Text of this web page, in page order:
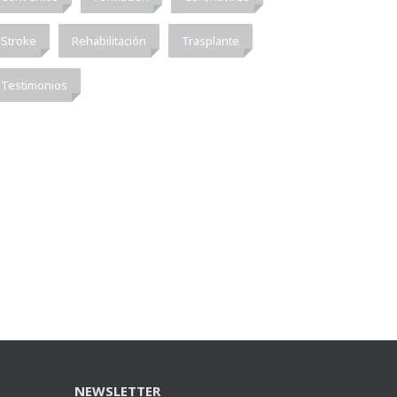
Stroke Rehabilitación Trasplante
Testimonios
NEWSLETTER